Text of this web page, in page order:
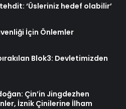
‘Üsleriniz hedef olabilir’
İçin Önlemler
Blok3: Devletimizden
Çin’in Jingdezhen
İznik Çinilerine İlham